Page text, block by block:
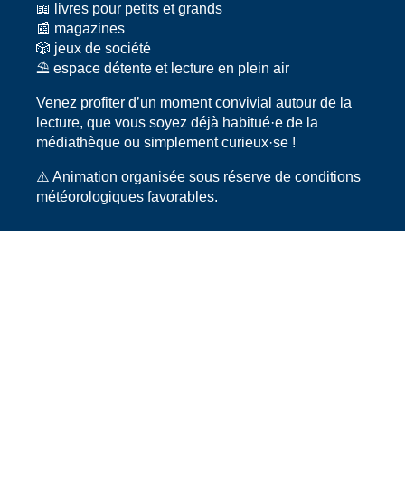
📖 livres pour petits et grands
📰 magazines
🎲 jeux de société
⛱️ espace détente et lecture en plein air
Venez profiter d’un moment convivial autour de la
lecture, que vous soyez déjà habitué·e de la
médiathèque ou simplement curieux·se !
⚠️ Animation organisée sous réserve de conditions
météorologiques favorables.